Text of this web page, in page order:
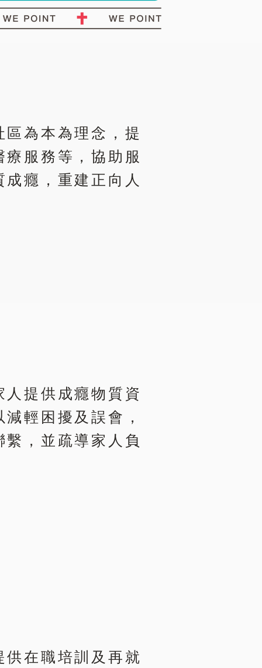
為本為理念，提
服務等，協助服
癮，重建正向人
人提供成癮物質資
輕困擾及誤會，
，並疏導家人負
供在職培訓及再就